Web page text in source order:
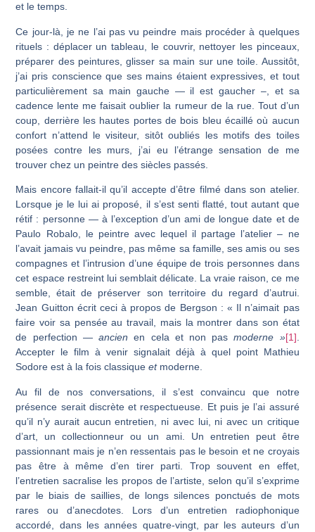
et le temps.
Ce jour-là, je ne l’ai pas vu peindre mais procéder à quelques
rituels : déplacer un tableau, le couvrir, nettoyer les pinceaux,
préparer des peintures, glisser sa main sur une toile. Aussitôt,
j’ai pris conscience que ses mains étaient expressives, et tout
particulièrement sa main gauche — il est gaucher –, et sa
cadence lente me faisait oublier la rumeur de la rue. Tout d’un
coup, derrière les hautes portes de bois bleu écaillé où aucun
confort n’attend le visiteur, sitôt oubliés les motifs des toiles
posées contre les murs, j’ai eu l’étrange sensation de me
trouver chez un peintre des siècles passés.
Mais encore fallait-il qu’il accepte d’être filmé dans son atelier.
Lorsque je le lui ai proposé, il s’est senti flatté, tout autant que
rétif : personne — à l’exception d’un ami de longue date et de
Paulo Robalo, le peintre avec lequel il partage l’atelier – ne
l’avait jamais vu peindre, pas même sa famille, ses amis ou ses
compagnes et l’intrusion d’une équipe de trois personnes dans
cet espace restreint lui semblait délicate. La vraie raison, ce me
semble, était de préserver son territoire du regard d’autrui.
Jean Guitton écrit ceci à propos de Bergson : « Il n’aimait pas
faire voir sa pensée au travail, mais la montrer dans son état
de perfection —ancien en cela et non pasmoderne »[1]
Accepter le film à venir signalait déjà à quel point Mathieu
Sodore est à la fois classiqueet moderne.
Au fil de nos conversations, il s’est convaincu que notre
présence serait discrète et respectueuse. Et puis je l’ai assuré
qu’il n’y aurait aucun entretien, ni avec lui, ni avec un critique
d’art, un collectionneur ou un ami. Un entretien peut être
passionnant mais je n’en ressentais pas le besoin et ne croyais
pas être à même d’en tirer parti. Trop sou­vent en effet,
l’entretien sacralise les propos de l’artiste, selon qu’il s’exprime
par le biais de saillies, de longs silences ponctués de mots
rares ou d’anecdotes. Lors d’un entretien radiophonique
accordé, dans les années quatre-vingt, par les auteurs d’un